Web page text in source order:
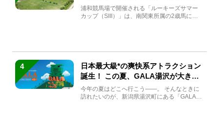
馬と見どころをチェック
浦和競馬場で開催される「ルーキーズサマー
カップ（SIII）」は、南関東所属の2歳馬によ
4
日本最大級*の爽快系アトラクション
誕生！ この夏、GALA湯沢が大きく
生まれ変わる
今年の夏はどこへ行こう――。 そんなときに
訪れたいのが、新潟県湯沢町にある「GALA湯